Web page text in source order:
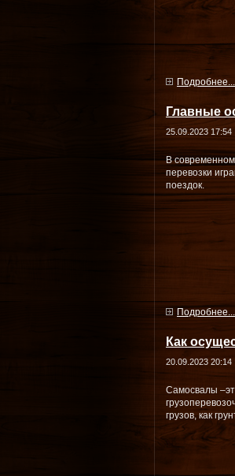
Подробнее...
Главные
25.09.2023 17:54
В
перевозки
поездок.
Подробнее...
Как
20.09.2023 20:14
Самосвалы
грузов, как